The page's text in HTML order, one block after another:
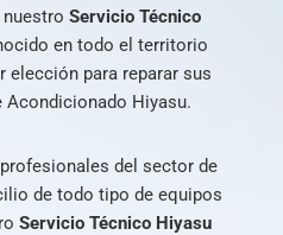
Servicio Técnico
en todo el territorio
elección para reparar sus
Hiyasu.
del sector de
de todo tipo de equipos
Servicio Técnico Hiyasu